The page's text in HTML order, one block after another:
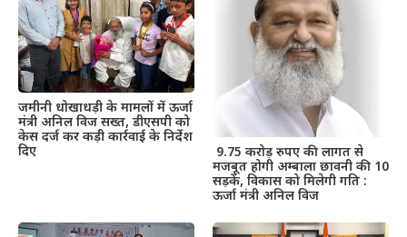
जमीनी धोखाधड़ी के मामलों में ऊर्जा
मंत्री अनिल विज सख्त, डीएसपी को
केस दर्ज कर कड़ी कार्रवाई के निर्देश
दिए
9.75 करोड़ रुपए की लागत से
मजबूत होगी अम्बाला छावनी की 10
सड़कें, विकास को मिलेगी गति :
ऊर्जा मंत्री अनिल विज